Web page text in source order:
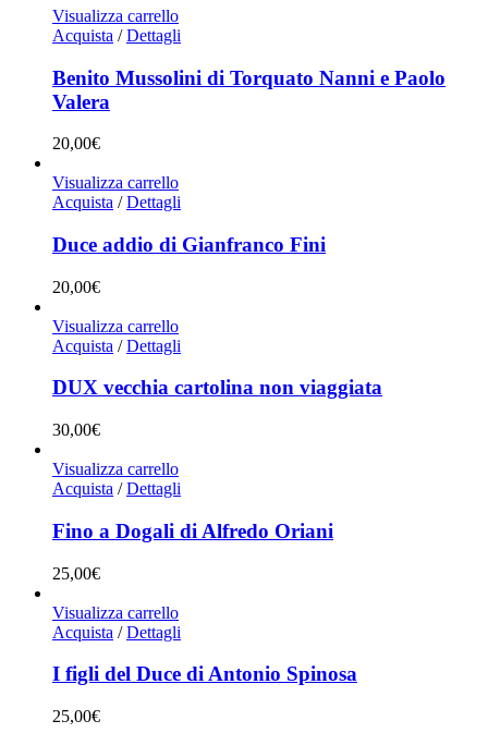
Visualizza carrello
Acquista / Dettagli
Benito Mussolini di Torquato Nanni e Paolo
Valera
20,00€
Visualizza carrello
Acquista / Dettagli
Duce addio di Gianfranco Fini
20,00€
Visualizza carrello
Acquista / Dettagli
DUX vecchia cartolina non viaggiata
30,00€
Visualizza carrello
Acquista / Dettagli
Fino a Dogali di Alfredo Oriani
25,00€
Visualizza carrello
Acquista / Dettagli
I figli del Duce di Antonio Spinosa
25,00€